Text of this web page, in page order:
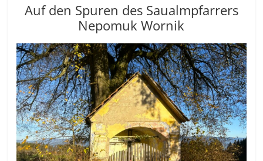
Auf den Spuren des Saualmpfarrers
Nepomuk Wornik